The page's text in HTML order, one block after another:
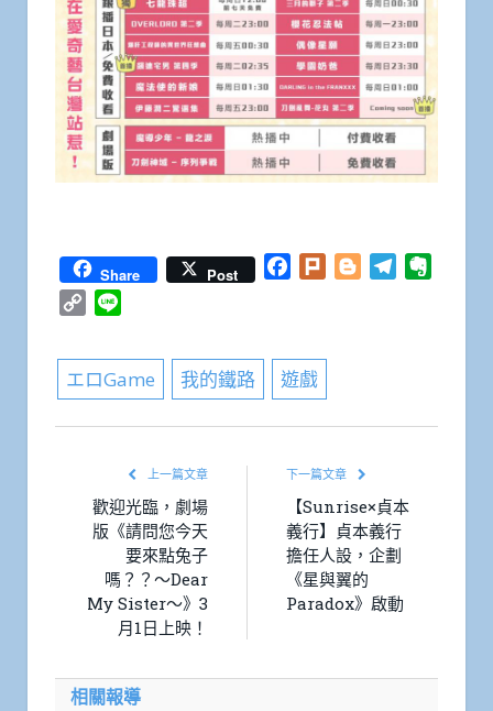
Share Post Facebook
Plurk BloggerTelegram
Copy
エロGame 我的鐵路 遊戲
上一篇文章
歡迎光臨，劇場
版《請問您今天
要來點兔子
嗎？？～Dear
My Sister～》3
月1日上映！
下一篇文章
【Sunrise×貞本
義行】貞本義行
擔任人設，企劃
《星與翼的
Paradox》啟動
相關報導